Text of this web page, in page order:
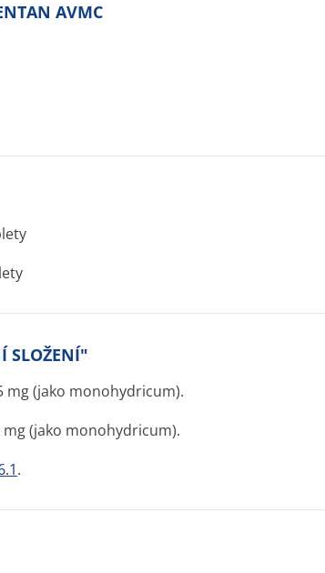
AVMC
SLOŽENÍ"
mg (jako monohydricum).
(jako monohydricum).
.